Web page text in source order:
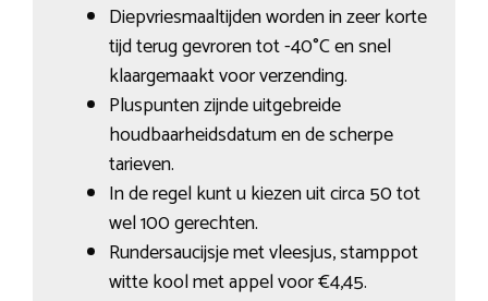
Diepvriesmaaltijden worden in zeer korte
tijd terug gevroren tot -40°C en snel
klaargemaakt voor verzending.
Pluspunten zijnde uitgebreide
houdbaarheidsdatum en de scherpe
tarieven.
In de regel kunt u kiezen uit circa 50 tot
wel 100 gerechten.
Rundersaucijsje met vleesjus, stamppot
witte kool met appel voor €4,45.